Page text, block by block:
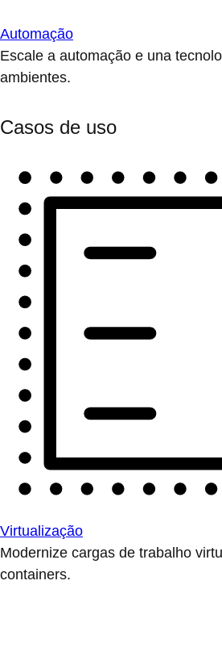
Automação
Escale a automação e una
ambientes.
Casos de uso
Virtualização
Modernize cargas de trabalho
containers.